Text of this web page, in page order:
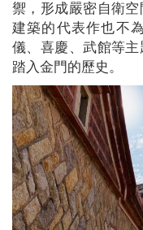
禦，形成嚴密自衛
建築的代表作也不
儀、喜慶、武館等
踏入金門的歷史。